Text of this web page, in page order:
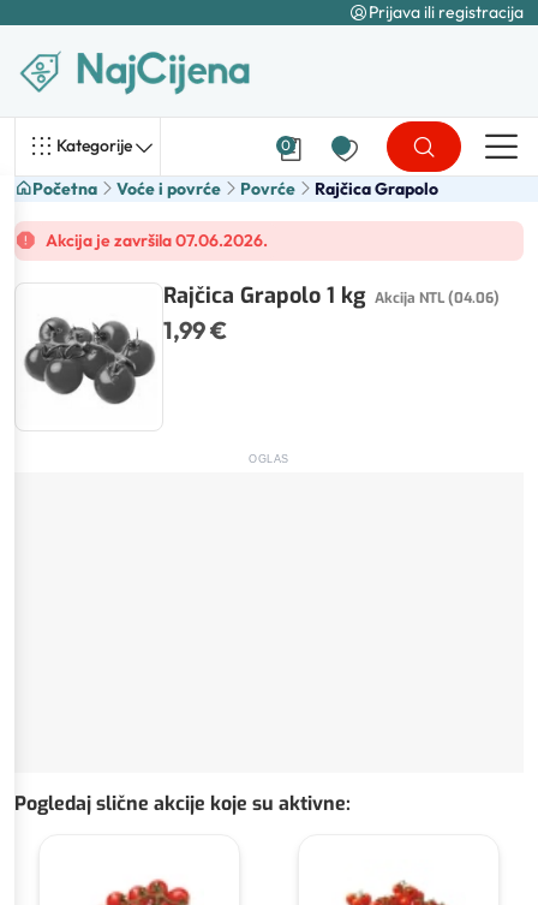
Prijava ili registracija
Kategorije 0
Početna Voće i povrće Povrće Rajčica Grapolo
Akcija je završila 07.06.2026.
Rajčica Grapolo 1 kg Akcija NTL (04.06)
1,99 €
OGLAS
Pogledaj slične akcije koje su aktivne: